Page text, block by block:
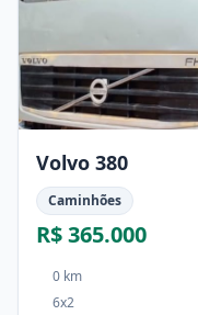
Volvo 380
Caminhões
R$ 365.000
0 km
6x2